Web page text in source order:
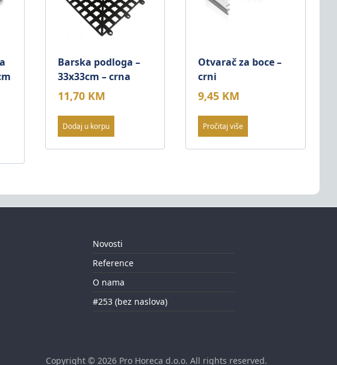
Barska podloga –
33x33cm – crna
11,70 KM
Dodaj u korpu
Otvarač za boce –
crni
9,45 KM
Pročitaj više
Novosti
Reference
O nama
#253 (bez naslova)
Copyright © 2026 Pro Horeca d.o.o. All rights reserved.